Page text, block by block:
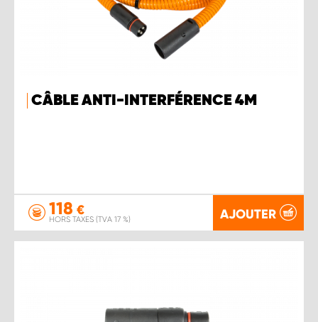
CÂBLE ANTI-INTERFÉRENCE 4M
118 €
HORS TAXES (TVA 17 %) AJOUTER